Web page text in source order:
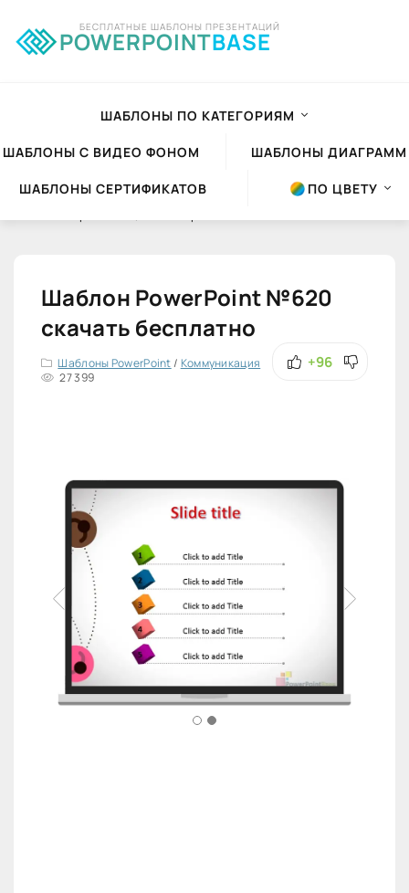
POWERPOINTBASE
БЕСПЛАТНЫЕ ШАБЛОНЫ ПРЕЗЕНТАЦИЙ
ШАБЛОНЫ ПО КАТЕГОРИЯМ
ШАБЛОНЫ С ВИДЕО ФОНОМ ШАБЛОНЫ ДИАГРАММ
ШАБЛОНЫ СЕРТИФИКАТОВ ПО ЦВЕТУ
Шаблон PowerPoint №620
скачать бесплатно
+96
Шаблоны PowerPoint/ Коммуникация
27 399